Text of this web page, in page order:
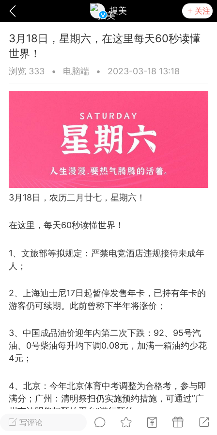
搜美 关注
卡卡动能素 无创溶斑术
美业357 芯诗妍
每次200金币 点击购买
师
脂
卡卡动能素
皇斯普拉雅
建术
DRYY面膜 微晶溶斑术
爆款平台 Lv.8 靓号
加盟商
26 23:18
电脑端 美业资讯
本/双效闪充，养出紧致小白脸！一、项
充小白罐 = 闪充大白肌（仪器）× 草本
产品）×极光嫩肤啫喱（产品）这是一套
护...写评论
3月18日，星期六，在这里每天60秒读懂
世界！
浏览 333 • 电脑端 • 2023-03-18 13:18
3月18日，农历二月廿七，星期六！
在这里，每天60秒读懂世界！
1、文旅部等拟规定：严禁电竞酒店违规接待未成年
人；
2、上海迪士尼17日起暂停发售年卡，已持有年卡的
游客仍可续期。此前曾称下半年将涨价；
3、中国成品油价迎年内第二次下跌：92、95号汽
油、0号柴油每升均下调0.08元，加满一箱油约少花
4元；
4、北京：今年北京体育中考调整为合格考，参与即
满分；广州：清明祭扫仍实施预约措施，可通过”广
州市清明祭扫预约平台”进行预约；